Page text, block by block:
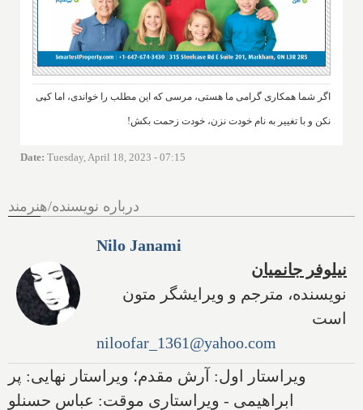
اگر شما همکاری گرامی ما هستی، مرسی که این مطلب را خواندی، اما کپی
نکن و با تغییر به نام خودت نزن، خودت زحمت بکش!
Date: Tuesday, April 18, 2023 - 07:15
درباره نویسنده/هنرمند
Nilo Janami
نیلوفر جانمیان
نویسنده، مترجم و ویرایشگر متون
است
niloofar_1361@yahoo.com
ویراستار اول: آرش مقدم؛ ویراستار نهایی: پر
ابراهیمی - ویراستاری موقت: عباس حسنلو